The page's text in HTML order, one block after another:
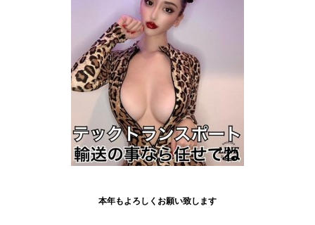
本年もよろしくお願い致します